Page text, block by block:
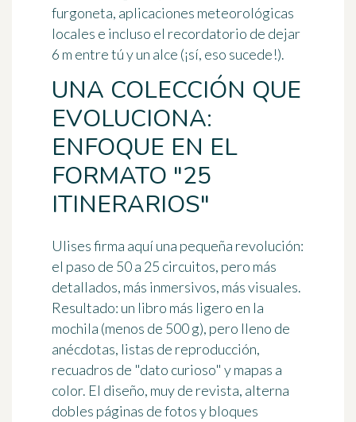
furgoneta, aplicaciones meteorológicas
locales e incluso el recordatorio de dejar
6 m entre tú y un alce (¡sí, eso sucede!).
UNA COLECCIÓN QUE
EVOLUCIONA:
ENFOQUE EN EL
FORMATO "25
ITINERARIOS"
Ulises firma aquí una pequeña revolución:
el paso de 50 a 25 circuitos, pero más
detallados, más inmersivos, más visuales.
Resultado: un libro más ligero en la
mochila (menos de 500 g), pero lleno de
anécdotas, listas de reproducción,
recuadros de "dato curioso" y mapas a
color. El diseño, muy de revista, alterna
dobles páginas de fotos y bloques